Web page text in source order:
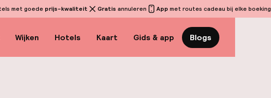
met goede prijs-kwaliteit Gratis annuleren App met routes cadeau bij elke boeking
Wijken Hotels Kaart Gids & app Blogs